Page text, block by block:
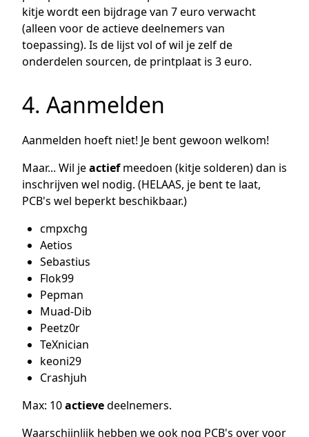
kitje wordt een bijdrage van 7 euro verwacht
(alleen voor de actieve deelnemers van
toepassing). Is de lijst vol of wil je zelf de
onderdelen sourcen, de printplaat is 3 euro.
4. Aanmelden
Aanmelden hoeft niet! Je bent gewoon welkom!
Maar... Wil jeactiefmeedoen (kitje solderen) dan is
inschrijven wel nodig. (HELAAS, je bent te laat,
PCB's wel beperkt beschikbaar.)
cmpxchg
Aetios
Sebastius
Flok99
Pepman
Muad-Dib
Peetz0r
TeXnician
keoni29
Crashjuh
Max: 10actievedeelnemers.
Waarschijnlijk hebben we ook nog PCB's over voor